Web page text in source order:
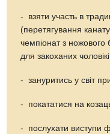
- взяти участь в
(перетягування
чемпіонат з
для закоханих
- зануритись у світ
- покататися на
- послухати виступи